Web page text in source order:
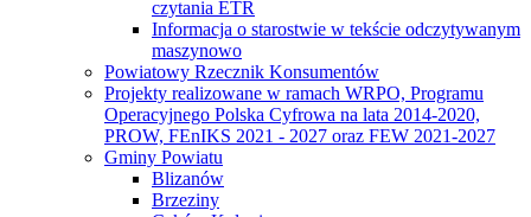
czytania ETR
Informacja o starostwie w tekście odczytywanym
maszynowo
Powiatowy Rzecznik Konsumentów
Projekty realizowane w ramach WRPO, Programu
Operacyjnego Polska Cyfrowa na lata 2014-2020,
PROW, FEnIKS 2021 - 2027 oraz FEW 2021-2027
Gminy Powiatu
Blizanów
Brzeziny